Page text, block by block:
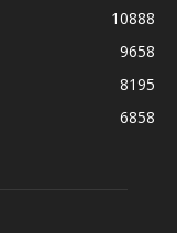
10888
9658
8195
6858